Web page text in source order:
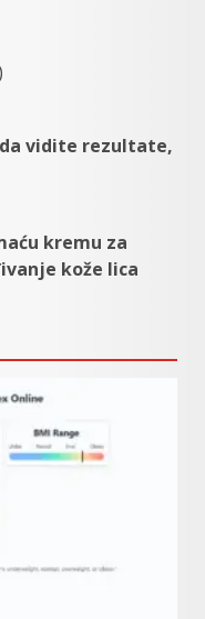
vidite rezultate,
kremu za
kože lica